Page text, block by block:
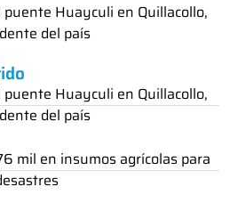
puente Huayculi en Quillacollo,
del país
puente Huayculi en Quillacollo,
del país
mil en insumos agrícolas para